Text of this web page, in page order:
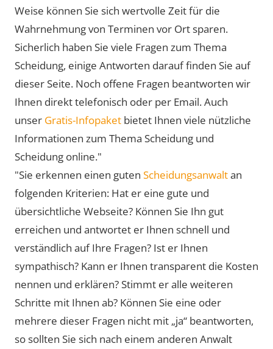
Weise können Sie sich wertvolle Zeit für die
Wahrnehmung von Terminen vor Ort sparen.
Sicherlich haben Sie viele Fragen zum Thema
Scheidung, einige Antworten darauf finden Sie auf
dieser Seite. Noch offene Fragen beantworten wir
Ihnen direkt telefonisch oder per Email. Auch
unser Gratis-Infopaket bietet Ihnen viele nützliche
Informationen zum Thema Scheidung und
Scheidung online."
"Sie erkennen einen guten Scheidungsanwaltan
folgenden Kriterien: Hat er eine gute und
übersichtliche Webseite? Können Sie Ihn gut
erreichen und antwortet er Ihnen schnell und
verständlich auf Ihre Fragen? Ist er Ihnen
sympathisch? Kann er Ihnen transparent die Kosten
nennen und erklären? Stimmt er alle weiteren
Schritte mit Ihnen ab? Können Sie eine oder
mehrere dieser Fragen nicht mit „ja“ beantworten,
so sollten Sie sich nach einem anderen Anwalt